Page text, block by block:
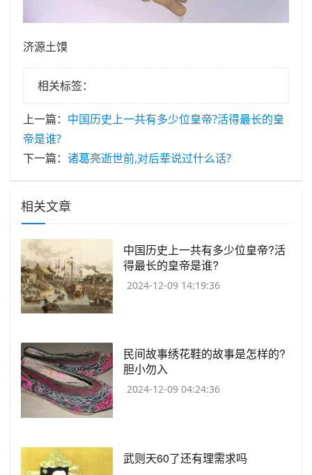
济源土馍
相关标签：
上一篇： ​中国历史上一共有多少位皇帝?活得最长的皇
帝是谁?
下一篇： ​诸葛亮逝世前,对后辈说过什么话?
相关文章
​中国历史上一共有多少位皇帝?活
得最长的皇帝是谁?
2024-12-09 14:19:36
​民间故事绣花鞋的故事是怎样的?
胆小勿入
2024-12-09 04:24:36
​武则天60了还有理需求吗